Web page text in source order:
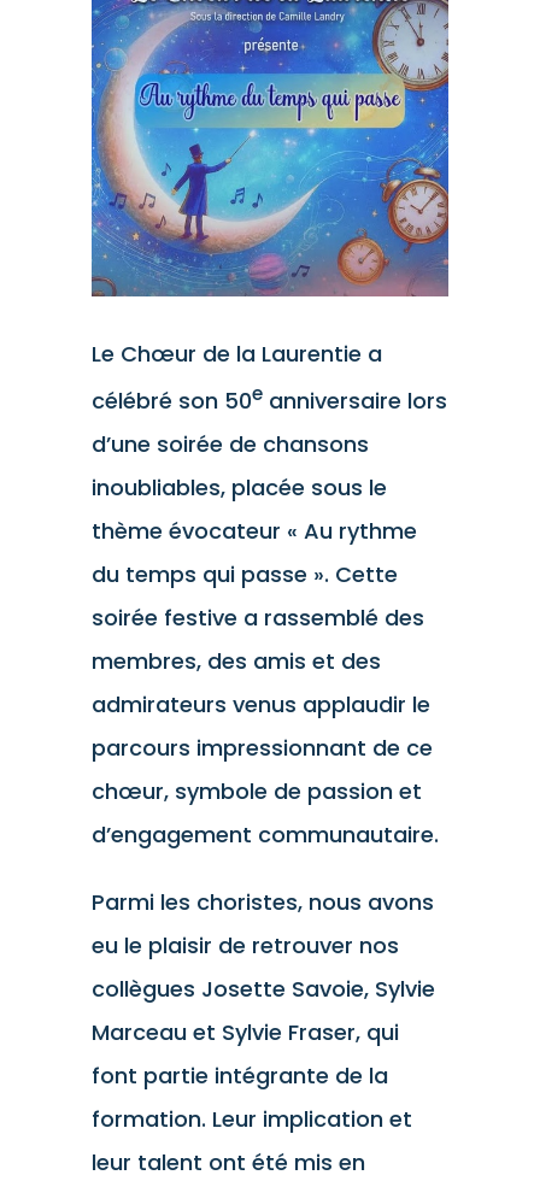
l'image
agrandie
Le Chœur de la Laurentie a
célébré son 50e anniversaire lors
d’une soirée de chansons
inoubliables, placée sous le
thème évocateur « Au rythme
du temps qui passe ». Cette
soirée festive a rassemblé des
membres, des amis et des
admirateurs venus applaudir le
parcours impressionnant de ce
chœur, symbole de passion et
d’engagement communautaire.
Parmi les choristes, nous avons
eu le plaisir de retrouver nos
collègues Josette Savoie, Sylvie
Marceau et Sylvie Fraser, qui
font partie intégrante de la
formation. Leur implication et
leur talent ont été mis en